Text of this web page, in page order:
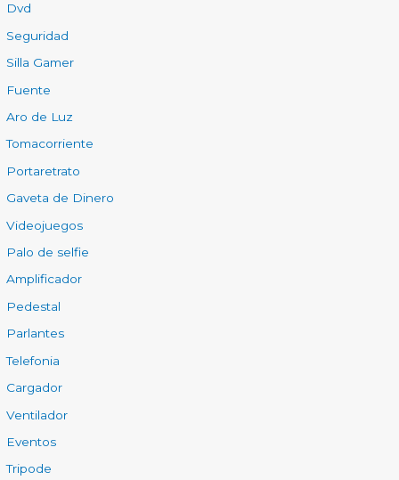
Dvd
Seguridad
Silla Gamer
Fuente
Aro de Luz
Tomacorriente
Portaretrato
Gaveta de Dinero
Videojuegos
Palo de selfie
Amplificador
Pedestal
Parlantes
Telefonia
Cargador
Ventilador
Eventos
Tripode